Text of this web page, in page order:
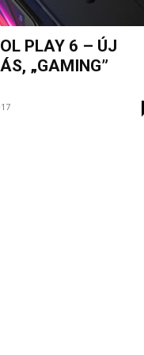
PLAY 6 – ÚJ
„GAMING”